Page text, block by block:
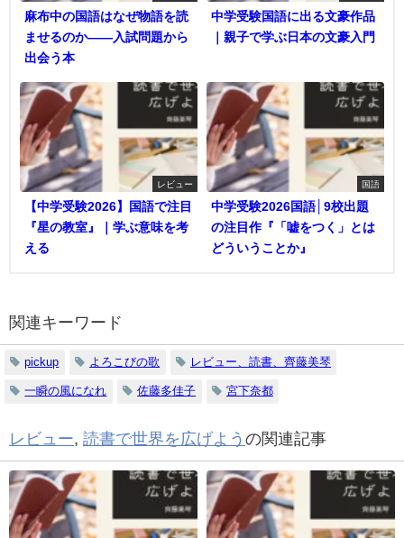
麻布中の国語はなぜ物語を読
ませるのか――入試問題から
出会う本
中学受験国語に出る文豪作品
｜親子で学ぶ日本の文豪入門
レビュー
【中学受験2026】国語で注目
『星の教室』｜学ぶ意味を考
える
国語
中学受験2026国語│9校出題
の注目作『「嘘をつく」とは
どういうことか』
関連キーワード
pickup よろこびの歌 レビュー、読書、齊藤美琴
一瞬の風になれ 佐藤多佳子 宮下奈都
レビュー, 読書で世界を広げよう の関連記事